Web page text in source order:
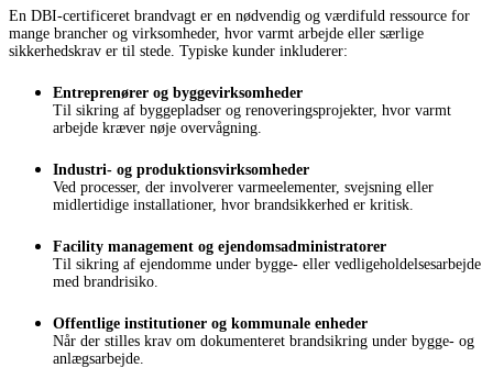
En DBI-certificeret brandvagt er en nødvendig og værdifuld ressource for
mange brancher og virksomheder, hvor varmt arbejde eller særlige
sikkerhedskrav er til stede. Typiske kunder inkluderer:
Entreprenører og byggevirksomheder
Til sikring af byggepladser og renoveringsprojekter, hvor varmt
arbejde kræver nøje overvågning.
Industri- og produktionsvirksomheder
Ved processer, der involverer varmeelementer, svejsning eller
midlertidige installationer, hvor brandsikkerhed er kritisk.
Facility management og ejendomsadministratorer
Til sikring af ejendomme under bygge- eller vedligeholdelsesarbejde
med brandrisiko.
Offentlige institutioner og kommunale enheder
Når der stilles krav om dokumenteret brandsikring under bygge- og
anlægsarbejde.